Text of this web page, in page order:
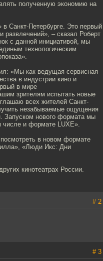
полученную экономию на
Санкт-Петербурге. Это первый
– сказал Роберт
с данной инициативой, мы
технологическим
«Мы как ведущая сервисная
в индустрии кино и
в мире
зрителям испытать новые
всех жителей Санкт-
незабываемые ощущения
Запуском нового формата мы
и формате LUXE».
в новом формате
«Люди Икс: Дни
кинотеатрах России.
# 2
# 3